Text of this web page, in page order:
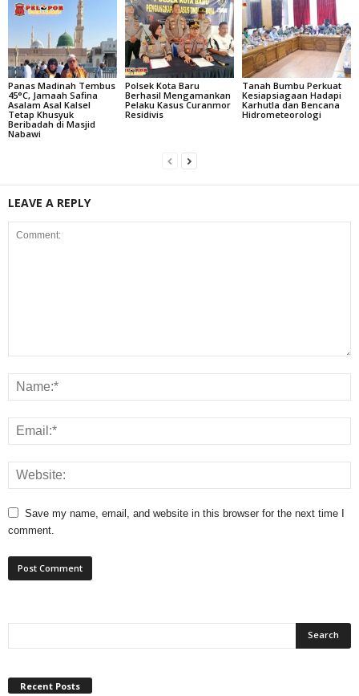
Panas Madinah Tembus
45°C, Jamaah Safina
Asalam Asal Kalsel
Tetap Khusyuk
Beribadah di Masjid
Nabawi
Polsek Kota Baru
Berhasil Mengamankan
Pelaku Kasus Curanmor
Residivis
Tanah Bumbu Perkuat
Kesiapsiagaan Hadapi
Karhutla dan Bencana
Hidrometeorologi
LEAVE A REPLY
Save my name, email, and website in this browser for the next time I
comment.
Recent Posts